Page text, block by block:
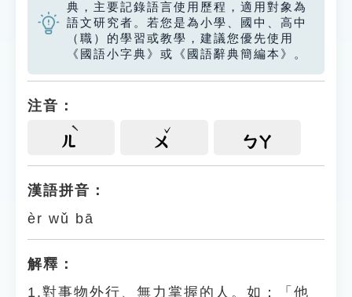
遊戲專區
教學應用
貓頭鷹博士
典，主要記錄語言使用歷程，適用對象為
語文研究者。若您是為小學、國中、高中
（職）的學習或教學，建議您優先使用
《國語小字典》或《國語辭典簡編本》。
注音：
ㄦ ㄨ ㄅㄚ
漢語拼音：
èr wǔ bā
解釋：
1.對事物外行、無力掌握的人。如：「他